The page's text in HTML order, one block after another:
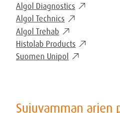
Algol Diagnostics
Algol Technics
Algol Trehab
Histolab Products
Suomen Unipol
Sujuvamman arjen